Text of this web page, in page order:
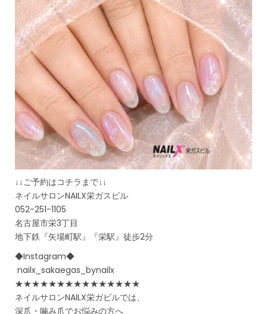
↓↓ご予約はコチラまで↓↓
ネイルサロンNAILX栄ガスビル
052-251-1105
名古屋市栄3丁目
地下鉄『矢場町駅』『栄駅』徒歩2分
◆Instagram◆
nailx_sakaegas_bynailx
★★★★★★★★★★★★★★★
ネイルサロンNAILX栄ガビルでは、
深爪・噛み爪でお悩みの方へ